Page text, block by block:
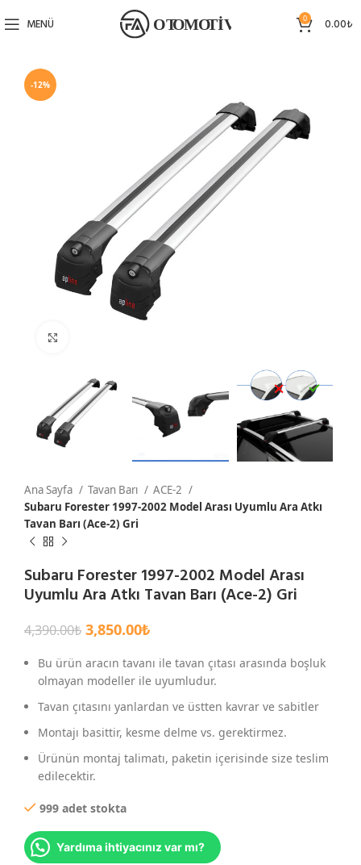
MENÜ 0 0.00₺
-12%
Ana Sayfa Tavan Barı
ACE-2
Subaru Forester 1997-2002 Model Arası Uyumlu Ara Atkı
Tavan Barı (Ace-2) Gri
Subaru Forester 1997-2002 Model Arası
Uyumlu Ara Atkı Tavan Barı (Ace-2) Gri
4,390.00₺ 3,850.00₺
Bu ürün aracın tavanı ile tavan çıtası arasında boşluk
olmayan modeller ile uyumludur.
Tavan çıtasını yanlardan ve üstten kavrar ve sabitler
Montajı basittir, kesme delme vs. gerektirmez.
Ürünün montaj talimatı, paketin içerisinde size teslim
edilecektir.
999 adet stokta
Yardıma ihtiyacınız var mı?